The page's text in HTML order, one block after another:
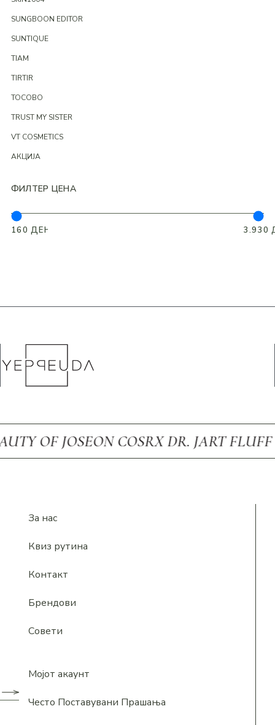
SUNGBOON EDITOR
SUNTIQUE
TIAM
TIRTIR
TOCOBO
TRUST MY SISTER
VT COSMETICS
АКЦИЈА
ФИЛТЕР ЦЕНА
JOSEON COSRX DR. JART FLUFF
За нас
Квиз рутина
Контакт
Брендови
Совети
Мојот акаунт
Често Поставувани Прашања